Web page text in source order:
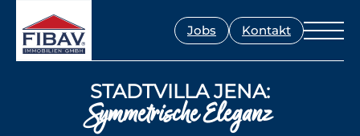
Jobs Kontakt
STADTVILLA JENA:
Symmetrische Eleganz